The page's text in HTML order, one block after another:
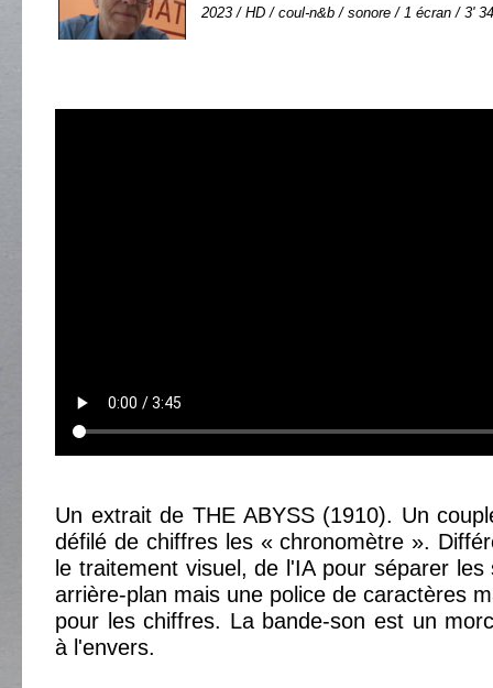
2023 / HD / coul-n&b / sonore / 1 écran / 3' 34
Un extrait de THE ABYSS (1910). Un
défilé de chiffres les « chronomètre ».
le traitement visuel, de l'IA pour séparer
arrière-plan mais une police de caractères
pour les chiffres. La bande-son est un
à l'envers.